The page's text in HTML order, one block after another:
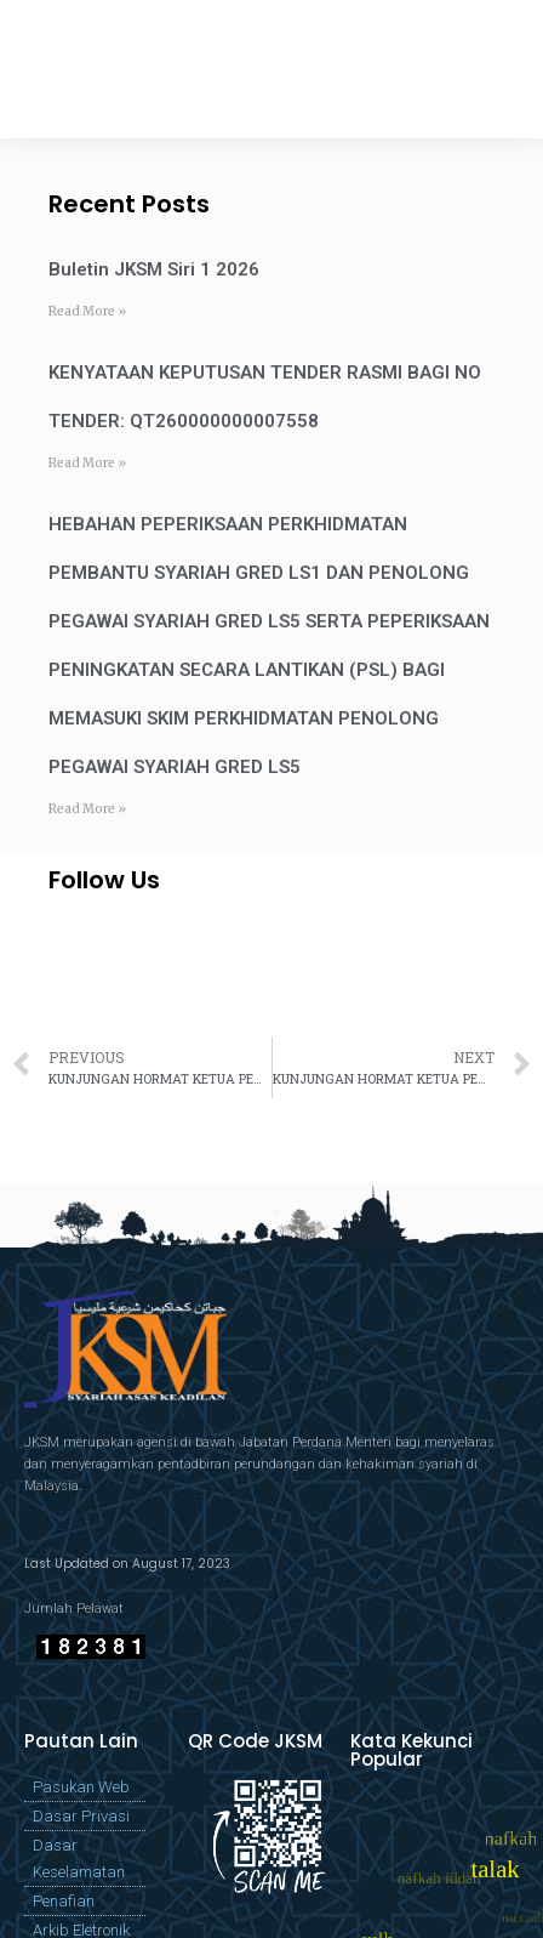
Recent Posts
Buletin JKSM Siri 1 2026
Read More »
KENYATAAN KEPUTUSAN TENDER RASMI BAGI NO
TENDER: QT260000000007558
Read More »
HEBAHAN PEPERIKSAAN PERKHIDMATAN
PEMBANTU SYARIAH GRED LS1 DAN PENOLONG
PEGAWAI SYARIAH GRED LS5 SERTA PEPERIKSAAN
PENINGKATAN SECARA LANTIKAN (PSL) BAGI
MEMASUKI SKIM PERKHIDMATAN PENOLONG
PEGAWAI SYARIAH GRED LS5
Read More »
Follow Us
PREVIOUS
KUNJUNGAN HORMAT KETUA PENGARAH JKSM KE ATAS DUTA REPUBLIK ARAB MESIR
NEXT
KUNJUNGAN HORMAT KETUA PENGARAH/KETUA HAKIM SYARIE JKSM KE ATAS KETUA PENGARAH PERKHIDMATAN AWAM MALAYSIA
JKSM merupakan agensi di bawah Jabatan Perdana Menteri bagi menyelaras
dan menyeragamkan pentadbiran perundangan dan kehakiman syariah di
Malaysia.
Last Updated on August 17, 2023
Jumlah Pelawat
Pautan Lain
Pasukan Web
Dasar Privasi
Dasar
Keselamatan
Penafian
Arkib Eletronik
QR Code JKSM Kata Kekunci
Popular